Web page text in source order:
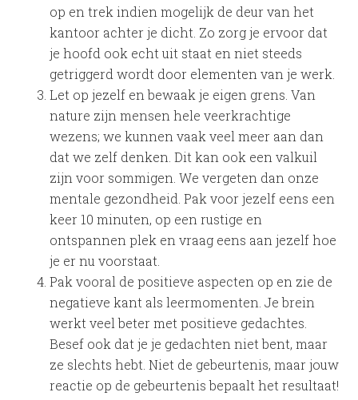
op en trek indien mogelijk de deur van het
kantoor achter je dicht. Zo zorg je ervoor dat
je hoofd ook echt uit staat en niet steeds
getriggerd wordt door elementen van je werk.
Let op jezelf en bewaak je eigen grens. Van
nature zijn mensen hele veerkrachtige
wezens; we kunnen vaak veel meer aan dan
dat we zelf denken. Dit kan ook een valkuil
zijn voor sommigen. We vergeten dan onze
mentale gezondheid. Pak voor jezelf eens een
keer 10 minuten, op een rustige en
ontspannen plek en vraag eens aan jezelf hoe
je er nu voorstaat.
Pak vooral de positieve aspecten op en zie de
negatieve kant als leermomenten. Je brein
werkt veel beter met positieve gedachtes.
Besef ook dat je je gedachten niet bent, maar
ze slechts hebt. Niet de gebeurtenis, maar jouw
reactie op de gebeurtenis bepaalt het resultaat!